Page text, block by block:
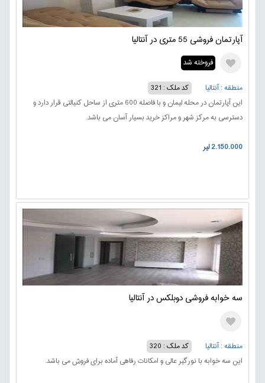
آپارتمان فروشی 55 متری در آنتالیا
فروخته شد
منطقه : آنتالیا
کد ملک : 321
این آپارتمان در محله لیمان و با فاصله 600 متری از ساحل کنیالتی قرار دارد و
دسترسی به مرکز شهر و مراکز خرید بسیار آسان می باشد.
2.150.000 لیر
سه خوابه فروشی دوبلکس در آنتالیا
منطقه : آنتالیا
کد ملک : 320
این سه خوابه با نورگیر عالی و امکانات رفاهی آماده برای فروش می باشد.